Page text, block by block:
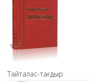
Тайталас-тағдыр